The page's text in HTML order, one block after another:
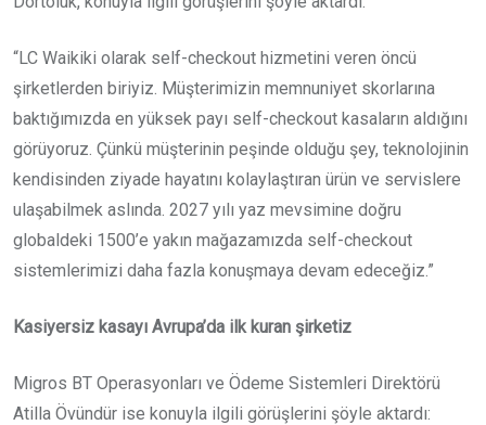
“LC Waikiki olarak self-checkout hizmetini veren öncü
şirketlerden biriyiz. Müşterimizin memnuniyet skorlarına
baktığımızda en yüksek payı self-checkout kasaların aldığını
görüyoruz. Çünkü müşterinin peşinde olduğu şey, teknolojinin
kendisinden ziyade hayatını kolaylaştıran ürün ve servislere
ulaşabilmek aslında. 2027 yılı yaz mevsimine doğru
globaldeki 1500’e yakın mağazamızda self-checkout
sistemlerimizi daha fazla konuşmaya devam edeceğiz.”
Kasiyersiz kasayı Avrupa’da ilk kuran şirketiz
Migros BT Operasyonları ve Ödeme Sistemleri Direktörü
Atilla Övündür ise konuyla ilgili görüşlerini şöyle aktardı: